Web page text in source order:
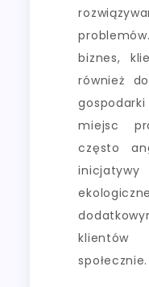
biznes,
również
miejsc
często
społecznie.